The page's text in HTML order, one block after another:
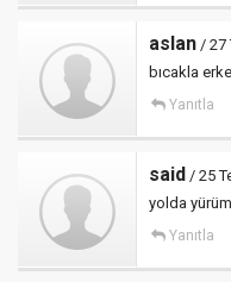
aslan / 27
bıcakla
Yanıtla
said / 25
yolda
Yanıtla